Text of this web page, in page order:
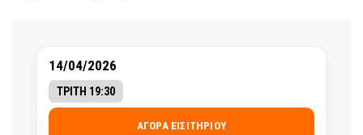
14/04/2026
ΤΡΙΤΗ 19:30
ΑΓΟΡΆ ΕΙΣΙΤΗΡΊΟΥ